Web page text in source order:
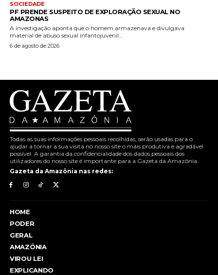
SOCIEDADE
PF PRENDE SUSPEITO DE EXPLORAÇÃO SEXUAL NO
AMAZONAS
A investigação aponta que o homem armazenava e divulgava
material de abuso sexual infantojuvenil...
6 de agosto de 2026
Todas as suas informações pessoais recolhidas, serão usadas para o
ajudar a tornar a sua visita no nosso site o mais produtiva e agradável
possível. A garantia da confidencialidade dos dados pessoais dos
utilizadores do nosso site é importante para a Gazeta da Amazônia.
Gazeta da Amazônia nas redes:
HOME
PODER
GERAL
AMAZÔNIA
VIROU LEI
EXPLICANDO